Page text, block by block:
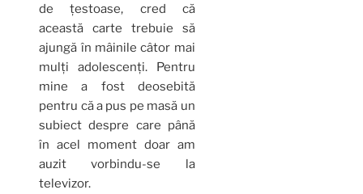
de țestoase, cred că
această carte trebuie să
ajungă în mâinile câtor mai
mulți adolescenți. Pentru
mine a fost deosebită
pentru că a pus pe masă un
subiect despre care până
în acel moment doar am
auzit vorbindu-se la
televizor.